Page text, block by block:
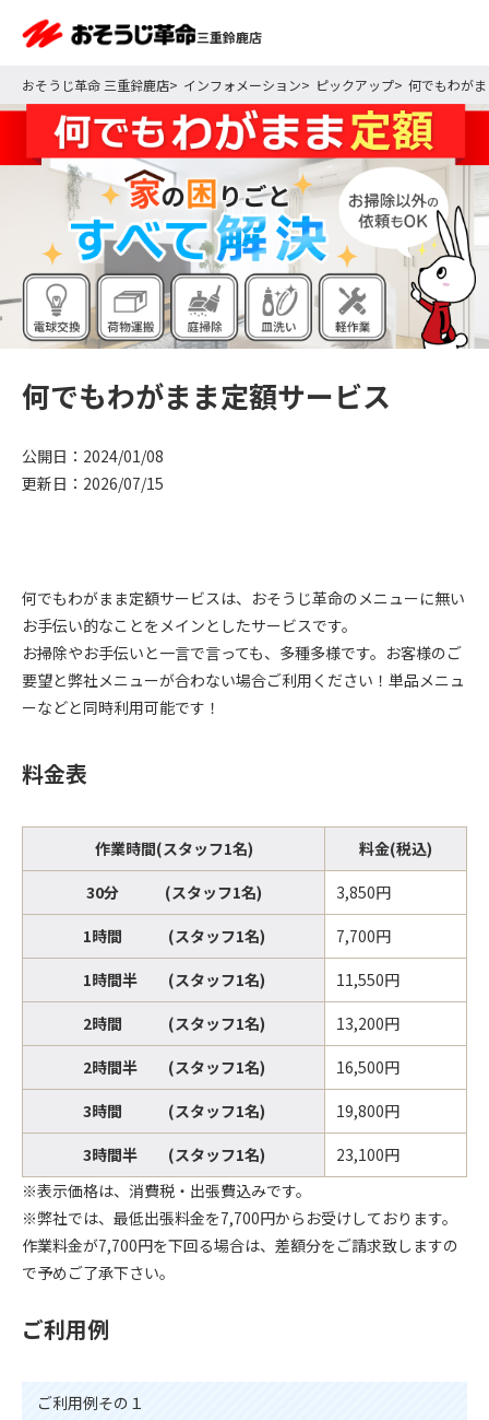
三重鈴鹿店
おそうじ革命 三重鈴鹿店 インフォメーション ピックアップ 何でもわが
何でもわがまま定額サービス
公開日：2024/01/08
更新日：2026/07/15
何でもわがまま定額サービスは、おそうじ革命のメニューに無い
お手伝い的なことをメインとしたサービスです。
お掃除やお手伝いと一言で言っても、多種多様です。お客様のご
要望と弊社メニューが合わない場合ご利用ください！単品メニュ
ーなどと同時利用可能です！
料金表
作業時間(スタッフ1名)
料金(税込)
30分 (スタッフ1名)
3,850円
1時間 (スタッフ1名)
7,700円
1時間半 (スタッフ1名)
11,550円
2時間 (スタッフ1名)
13,200円
2時間半 (スタッフ1名)
16,500円
3時間 (スタッフ1名)
19,800円
3時間半 (スタッフ1名)
23,100円
※表示価格は、消費税・出張費込みです。
※弊社では、最低出張料金を7,700円からお受けしております。
作業料金が7,700円を下回る場合は、差額分をご請求致しますの
で予めご了承下さい。
ご利用例
ご利用例その１